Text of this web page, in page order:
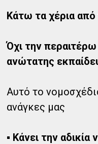
Κάτω τα χέρια από
Όχι την
ανώτατης
Αυτό το
ανάγκες μας
▪ Κάνει την αδικία